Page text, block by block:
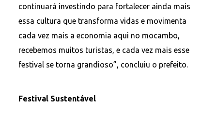
continuará investindo para fortalecer ainda mais
essa cultura que transforma vidas e movimenta
cada vez mais a economia aqui no mocambo,
recebemos muitos turistas, e cada vez mais esse
festival se torna grandioso”, concluiu o prefeito.
Festival Sustentável